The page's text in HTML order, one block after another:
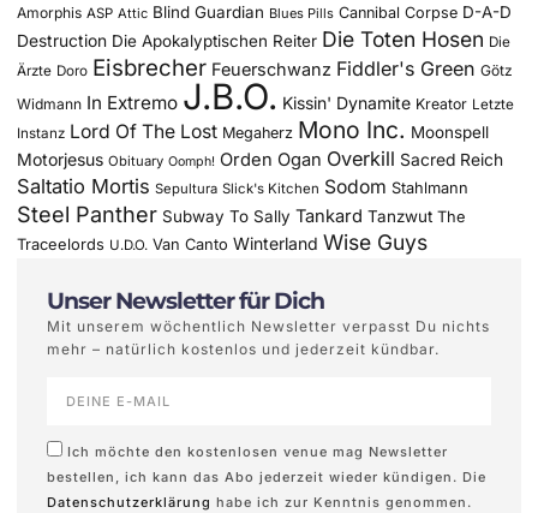
Amorphis ASP Attic Blind Guardian Blues Pills Cannibal Corpse D-A-D
Destruction Die Apokalyptischen Reiter Die Toten Hosen Die
Ärzte Doro Eisbrecher Feuerschwanz Fiddler's Green Götz
Widmann In Extremo J.B.O. Kissin' Dynamite Kreator Letzte
Instanz Lord Of The Lost Megaherz Mono Inc. Moonspell
Motorjesus Obituary Oomph! Orden Ogan Overkill Sacred Reich
Saltatio Mortis Sepultura Slick's Kitchen Sodom Stahlmann
Steel Panther Subway To Sally Tankard Tanzwut The
Traceelords U.D.O. Van Canto Winterland Wise Guys
Unser Newsletter für Dich
Mit unserem wöchentlich Newsletter verpasst Du nichts
mehr – natürlich kostenlos und jederzeit kündbar.
Ich möchte den kostenlosen venue mag Newsletter
bestellen, ich kann das Abo jederzeit wieder kündigen. Die
Datenschutzerklärung habe ich zur Kenntnis genommen.